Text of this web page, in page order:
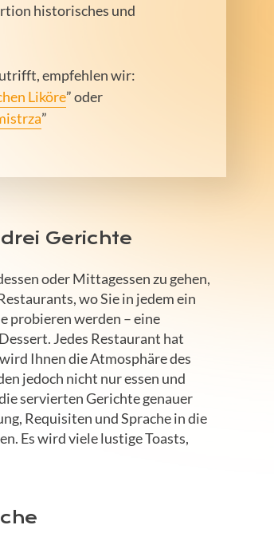
historisches und
empfehlen wir:
Liköre”oder
”
Gerichte
oder Mittagessen zu gehen,
wo Sie in jedem ein
probieren werden – eine
Jedes Restaurant hat
Ihnen die Atmosphäre des
jedoch nicht nur essen und
servierten Gerichte genauer
Requisiten und Sprache in die
Es wird viele lustige Toasts,